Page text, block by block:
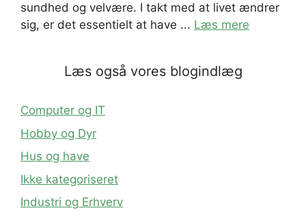
sundhed og velvære. I takt med at livet ændrer
sig, er det essentielt at have ... Læs mere
Læs også vores blogindlæg
Computer og IT
Hobby og Dyr
Hus og have
Ikke kategoriseret
Industri og Erhverv